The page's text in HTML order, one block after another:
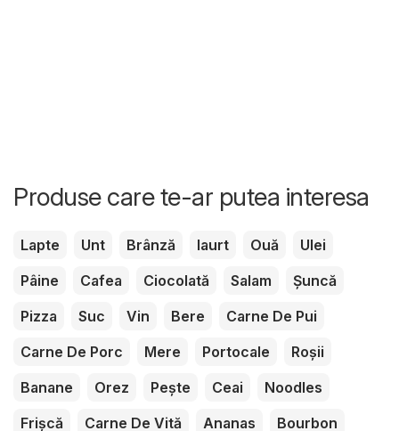
Produse care te-ar putea interesa
Lapte Unt Brânză Iaurt Ouă
Ulei
Pâine
Cafea Ciocolată Salam
Șuncă
Pizza
Suc Vin Bere
Carne De Pui
Carne De Porc
Mere Portocale
Roșii
Banane
Orez Pește Ceai
Noodles
Frișcă
Carne De Vită Ananas
Bourbon